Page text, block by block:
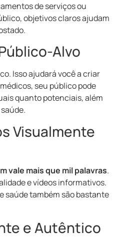
de serviços ou
objetivos claros ajudam
Alvo
Isso ajudará você a criar
seu público pode
quanto potenciais, além
Visualmente
vale mais que mil palavras.
e vídeos informativos.
saúde também são bastante
e Autêntico